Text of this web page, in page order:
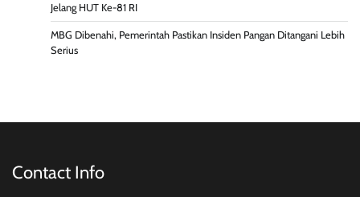
Jelang HUT Ke-81 RI
MBG Dibenahi, Pemerintah Pastikan Insiden Pangan Ditangani Lebih
Serius
Contact Info